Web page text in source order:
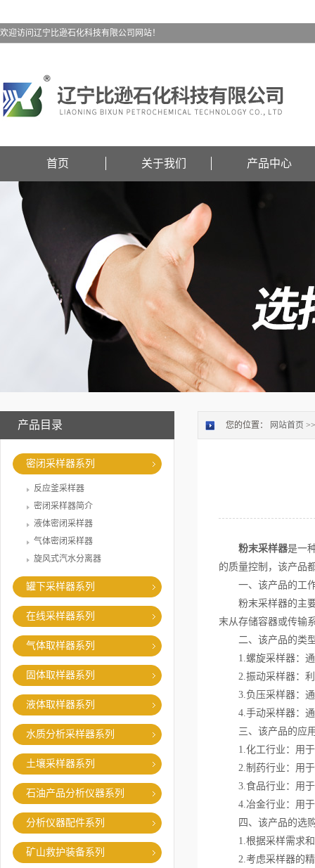
欢迎访问辽宁比逊石化科技有限公司网站！
首页 关于我们 产品中心
产品目录
密闭采样器系列
反应釜采样器
密闭采样器简介
液体密闭采样器
气体密闭采样器
旋风式汽水分离器
罐下采样器系列
在线采样器系列
气体取样器系列
固体取样器系列
液体取样器系列
水质分析采样器系列
土壤采样器系列
石油产品分析仪器系列
分析仪器配件系列
矿山救护装备系列
您的位置： 网站首页
粉末采样器是一
的质量控制，该产品
一、该产品的工
粉末采样器的主要
末从存储容器或传输
二、该产品的类
1.螺旋采样器：通
2.振动采样器：利
3.负压采样器：通
4.手动采样器：通
三、该产品的应
1.化工行业：用于
2.制药行业：用于
3.食品行业：用于
4.冶金行业：用于
四、该产品的选购
1.根据采样需求和
2.考虑采样器的精